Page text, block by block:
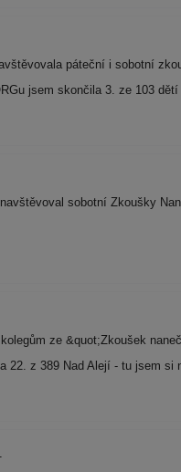
páteční i sobotní
jsem skončila 3. ze 103
sobotní Zkoušky
ze &quot;Zkoušek
22. z 389 Nad Alejí - tu jsem